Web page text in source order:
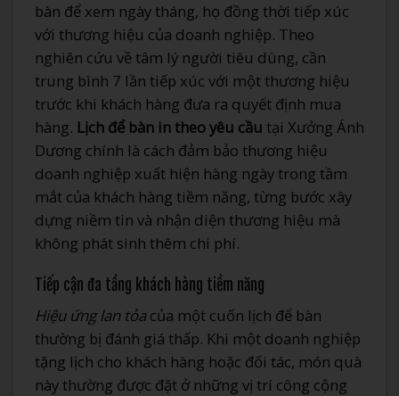
bàn để xem ngày tháng, họ đồng thời tiếp xúc
với thương hiệu của doanh nghiệp. Theo
nghiên cứu về tâm lý người tiêu dùng, cần
trung bình 7 lần tiếp xúc với một thương hiệu
trước khi khách hàng đưa ra quyết định mua
hàng. Lịch để bàn in theo yêu cầu tại Xưởng Ánh
Dương chính là cách đảm bảo thương hiệu
doanh nghiệp xuất hiện hàng ngày trong tầm
mắt của khách hàng tiềm năng, từng bước xây
dựng niềm tin và nhận diện thương hiệu mà
không phát sinh thêm chi phí.
Tiếp cận đa tầng khách hàng tiềm năng
Hiệu ứng lan tỏacủa một cuốn lịch để bàn
thường bị đánh giá thấp. Khi một doanh nghiệp
tặng lịch cho khách hàng hoặc đối tác, món quà
này thường được đặt ở những vị trí công cộng